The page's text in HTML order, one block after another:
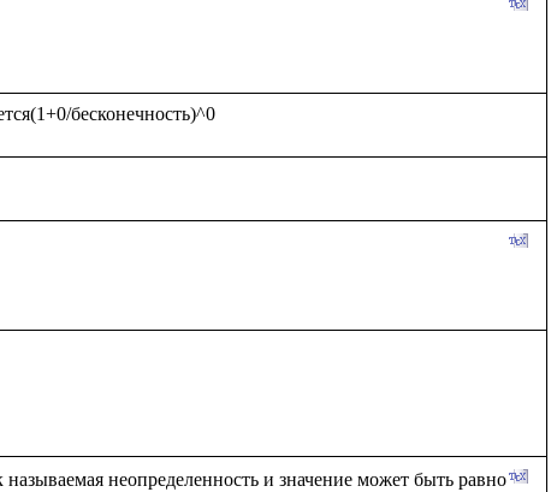
называемая неопределенность и значение может быть равно